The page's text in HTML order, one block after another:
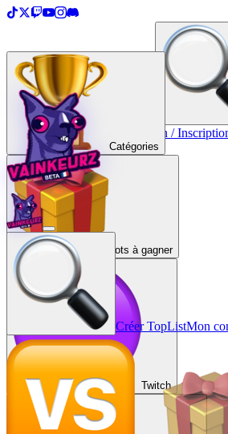
Créer une TopList Connexion /
Catégories
Lots à gagner
Twitch
Créer TopListMon